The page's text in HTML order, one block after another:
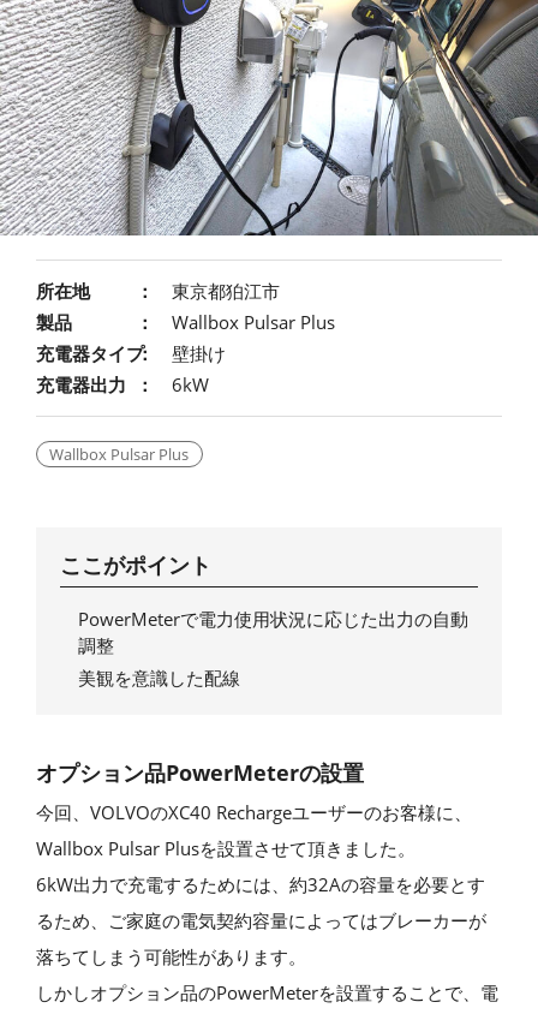
所在地
東京都狛江市
製品
Wallbox Pulsar Plus
充電器タイプ
壁掛け
充電器出力
6kW
Wallbox Pulsar Plus
ここがポイント
PowerMeterで電力使用状況に応じた出力の自動
調整
美観を意識した配線
オプション品PowerMeterの設置
今回、VOLVOのXC40 Rechargeユーザーのお客様に、
Wallbox Pulsar Plusを設置させて頂きました。
6kW出力で充電するためには、約32Aの容量を必要とす
るため、ご家庭の電気契約容量によってはブレーカーが
落ちてしまう可能性があります。
しかしオプション品のPowerMeterを設置することで、電